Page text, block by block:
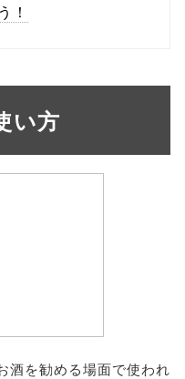
！
い方
酒を勧める場面で使われ